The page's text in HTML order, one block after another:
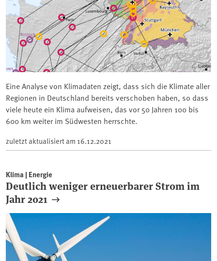
Eine Analyse von Klimadaten zeigt, dass sich die Klimate aller
Regionen in Deutschland bereits verschoben haben, so dass
viele heute ein Klima aufweisen, das vor 50 Jahren 100 bis
600 km weiter im Südwesten herrschte.
zuletzt aktualisiert am 16.12.2021
Klima | Energie
Deutlich weniger erneuerbarer Strom im
Jahr 2021